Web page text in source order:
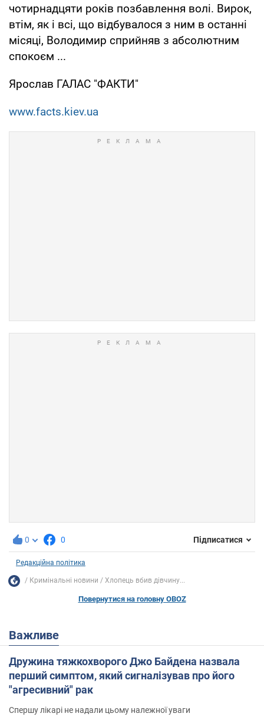
чотирнадцяти років позбавлення волі. Вирок,
втім, як і всі, що відбувалося з ним в останні
місяці, Володимир сприйняв з абсолютним
спокоєм ...
Ярослав ГАЛАС "ФАКТИ"
www.facts.kiev.ua
0 0 Підписатися
Редакційна політика
Кримінальні новини Хлопець вбив дівчину...
Повернутися на головну OBOZ
Важливе
Дружина тяжкохворого Джо Байдена назвала
перший симптом, який сигналізував про його
"агресивний" рак
Спершу лікарі не надали цьому належної уваги